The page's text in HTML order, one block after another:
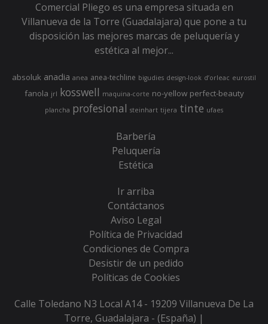
Comercial Pliego es una empresa situada en
Villanueva de la Torre (Guadalajara) que pone a tu
disposición las mejores marcas de peluquería y
estética al mejor...
absoluk anadia anea anea-techline bigudies design-look d’orleac eurostil
fanola jrl kosswell maquina-corte no-yellow perfect-beauty
plancha profesional steinhart tijera tinte ufaes
Barbería
Peluquería
Estética
Ir arriba
Contáctanos
Aviso Legal
Política de Privacidad
Condiciones de Compra
Desistir de un pedido
Políticas de Cookies
Calle Toledano N3 Local A14 - 19209 Villanueva De La
Torre, Guadalajara - (España) |